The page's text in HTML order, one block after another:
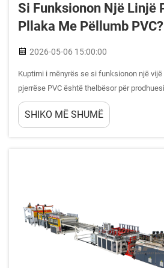
Si Funksionon Një Linjë
Pllaka Me Pëllumb PVC?
2026-05-06 15:00:00
Kuptimi i mënyrës se si funksionon një
pjerrëse PVC është thelbësor për
prodhojnë panele plastike të lehta dhe me
në industrinë e ndërtimit, të reklamave, të
SHIKO MË SHUMË